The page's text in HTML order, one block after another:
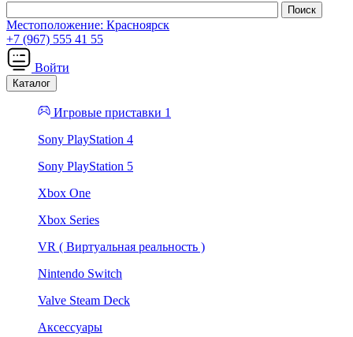
Местоположение: Красноярск
+7 (967) 555 41 55
Войти
Каталог
Игровые приставки 1
Sony PlayStation 4
Sony PlayStation 5
Xbox One
Xbox Series
VR ( Виртуальная реальность )
Nintendo Switch
Valve Steam Deck
Аксессуары